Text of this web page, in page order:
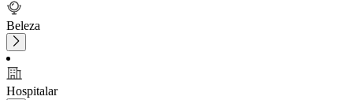
Beleza
Hospitalar